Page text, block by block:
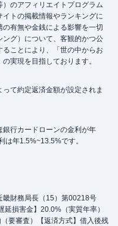
のアフィリエイトプログラム
トの掲載情報やランキングに
有無や金銭による影響を一切
グ）について、客観的かつ公
ことにより、「世の中からお
実現を目指しております。
て約定返済金額が設定されま
行カードローンの金利が年
は年1.5%~13.5%です。
財務局長（15）第00218号
延損害金】20.0%（実質年率）
要審査）【返済方式】借入後残